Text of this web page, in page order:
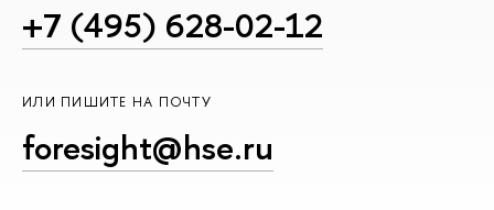
+7 (495) 628-02-12
ИЛИ ПИШИТЕ НА ПОЧТУ
foresight@hse.ru